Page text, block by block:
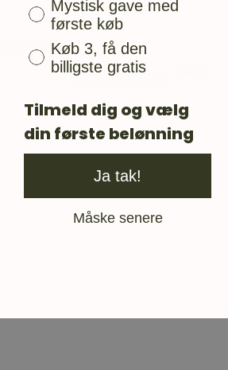
Fri fragt over 599 kr.
Mystisk gave med
første køb
Køb 3, få den
billigste gratis
Tilmeld dig og vælg
din første belønning
Ja tak!
Måske senere